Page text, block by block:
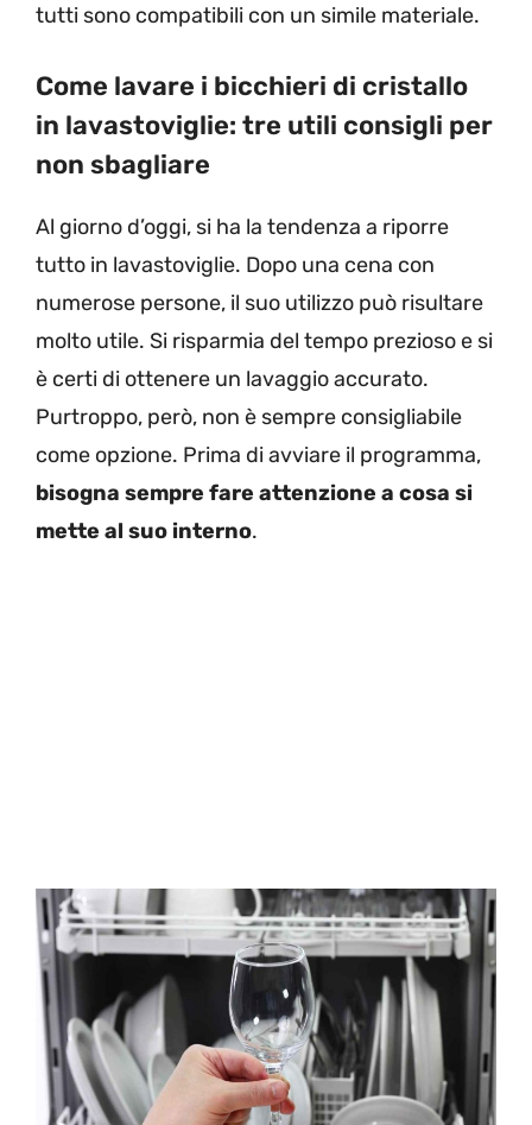
tutti sono compatibili con un simile materiale.
Come lavare i bicchieri di cristallo
in lavastoviglie: tre utili consigli per
non sbagliare
Al giorno d’oggi, si ha la tendenza a riporre
tutto in lavastoviglie. Dopo una cena con
numerose persone, il suo utilizzo può risultare
molto utile. Si risparmia del tempo prezioso e si
è certi di ottenere un lavaggio accurato.
Purtroppo, però, non è sempre consigliabile
come opzione. Prima di avviare il programma,
bisogna sempre fare attenzione a cosa si
mette al suo interno.